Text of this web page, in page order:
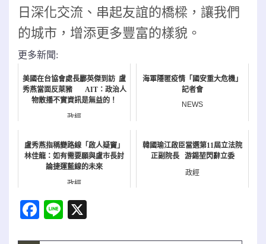
日深化交流、串起友誼的橋樑，讓我們
的城市，增添更多豐富的樣貌。
更多新聞:
美國在台協會處長酈英傑到訪 盧
秀燕當面反萊豬 AIT：政治人
物散播不實資訊是無益的！
政經
海軍隱匿疫情「國安重大危機」
記者會
NEWS
盧秀燕指稱變路線「啟人疑竇」
林佳龍：如有需要願與盧市長討
論捷運藍線的未來
政經
韓國瑜江啟臣當選第11屆立法院
正副院長 游錫堃閃辭立委
政經
Facebook
Line